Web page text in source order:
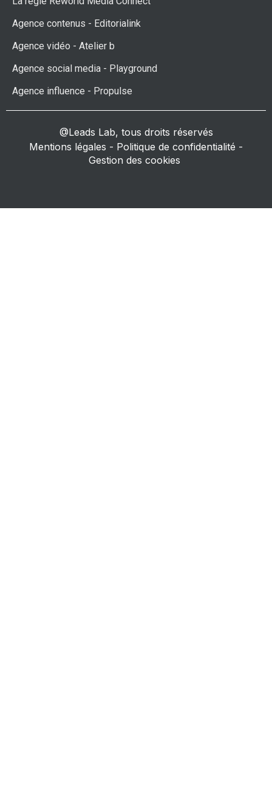
Agence contenus - Editorialink
Agence vidéo - Atelier b
Agence social media - Playground
Agence influence - Propulse
@Leads Lab, tous droits réservés
Mentions légales - Politique de confidentialité -
Gestion des cookies